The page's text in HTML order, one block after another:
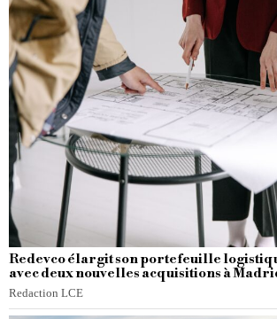
Redevco élargit son portefeuille
avec deux nouvelles acquisitions à
Redaction LCE